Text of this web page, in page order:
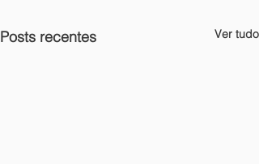
Posts recentes Ver tudo